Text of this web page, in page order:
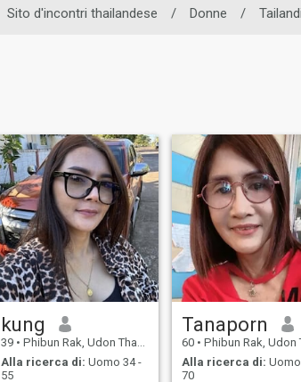
Sito d'incontri thailandese / Donne /
kung
39 • Phibun Rak, Udon Thani, Thailandia
Alla ricerca di: Uomo 34 -
55
Tanaporn
60 • Phibun Rak, Udon Thani,
Alla ricerca di:
70